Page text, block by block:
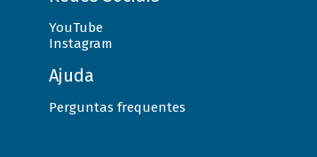
YouTube
Instagram
Ajuda
Perguntas frequentes